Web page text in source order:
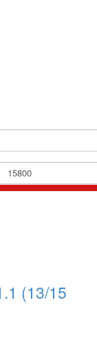
(13/15